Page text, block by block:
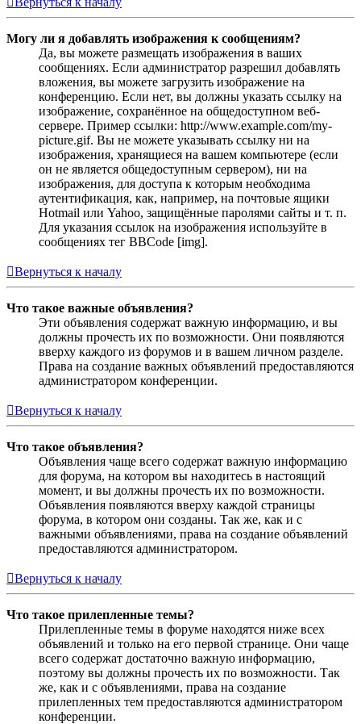
Могу ли я добавлять изображения к сообщениям?
Да, вы можете размещать изображения в ваших
сообщениях. Если администратор разрешил добавлять
вложения, вы можете загрузить изображение на
конференцию. Если нет, вы должны указать ссылку на
изображение, сохранённое на общедоступном веб-
сервере. Пример ссылки: http://www.example.com/my-
picture.gif. Вы не можете указывать ссылку ни на
изображения, хранящиеся на вашем компьютере (если
он не является общедоступным сервером), ни на
изображения, для доступа к которым необходима
аутентификация, как, например, на почтовые ящики
Hotmail или Yahoo, защищённые паролями сайты и т. п.
Для указания ссылок на изображения используйте в
сообщениях тег BBCode [img].
Вернуться к началу
Что такое важные объявления?
Эти объявления содержат важную информацию, и вы
должны прочесть их по возможности. Они появляются
вверху каждого из форумов и в вашем личном разделе.
Права на создание важных объявлений предоставляются
администратором конференции.
Вернуться к началу
Что такое объявления?
Объявления чаще всего содержат важную информацию
для форума, на котором вы находитесь в настоящий
момент, и вы должны прочесть их по возможности.
Объявления появляются вверху каждой страницы
форума, в котором они созданы. Так же, как и с
важными объявлениями, права на создание объявлений
предоставляются администратором.
Вернуться к началу
Что такое прилепленные темы?
Прилепленные темы в форуме находятся ниже всех
объявлений и только на его первой странице. Они чаще
всего содержат достаточно важную информацию,
поэтому вы должны прочесть их по возможности. Так
же, как и с объявлениями, права на создание
прилепленных тем предоставляются администратором
конференции.